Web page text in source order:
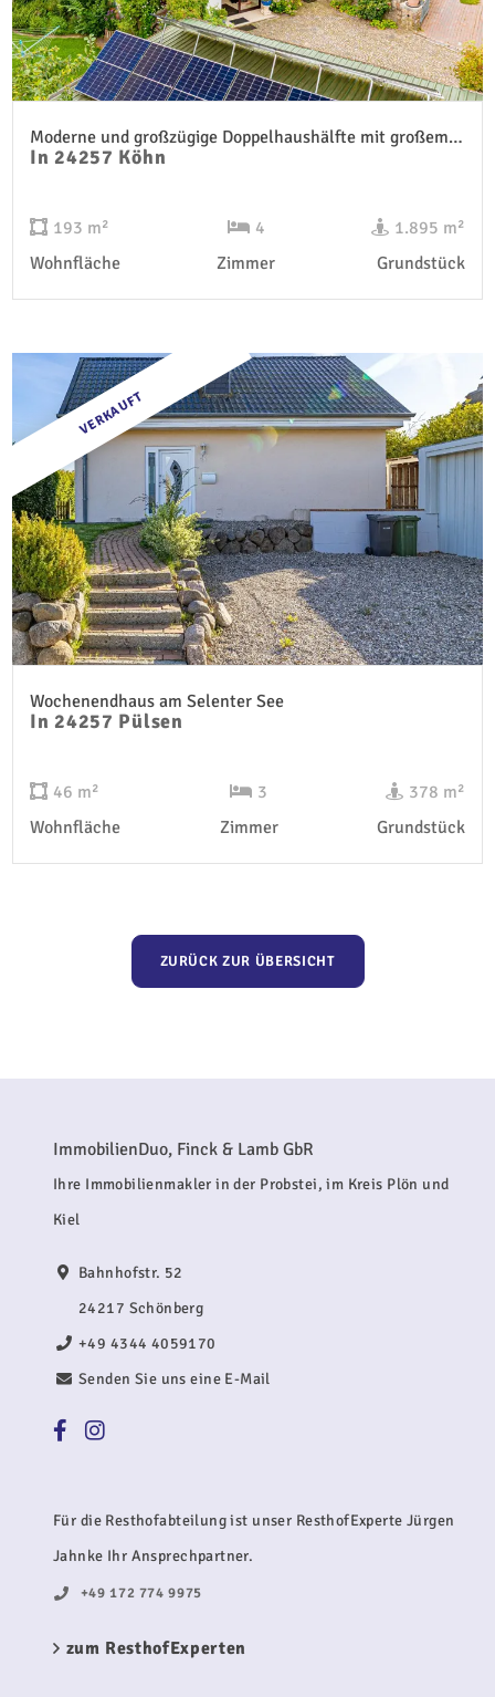
Moderne und großzügige Doppelhaushälfte mit großem Grundstück
In 24257 Köhn
193 m²
Wohnfläche
4
Zimmer
1.895 m²
Grundstück
VERKAUFT
Wochenendhaus am Selenter See
In 24257 Pülsen
46 m²
Wohnfläche
3
Zimmer
378 m²
Grundstück
ZURÜCK ZUR ÜBERSICHT
ImmobilienDuo, Finck & Lamb GbR
Ihre Immobilienmakler in der Probstei, im Kreis Plön und
Kiel
Bahnhofstr. 52
24217 Schönberg
+49 4344 4059170
Senden Sie uns eine E-Mail
Für die Resthofabteilung ist unser ResthofExperte Jürgen
Jahnke Ihr Ansprechpartner.
+49 172 774 9975
zum ResthofExperten